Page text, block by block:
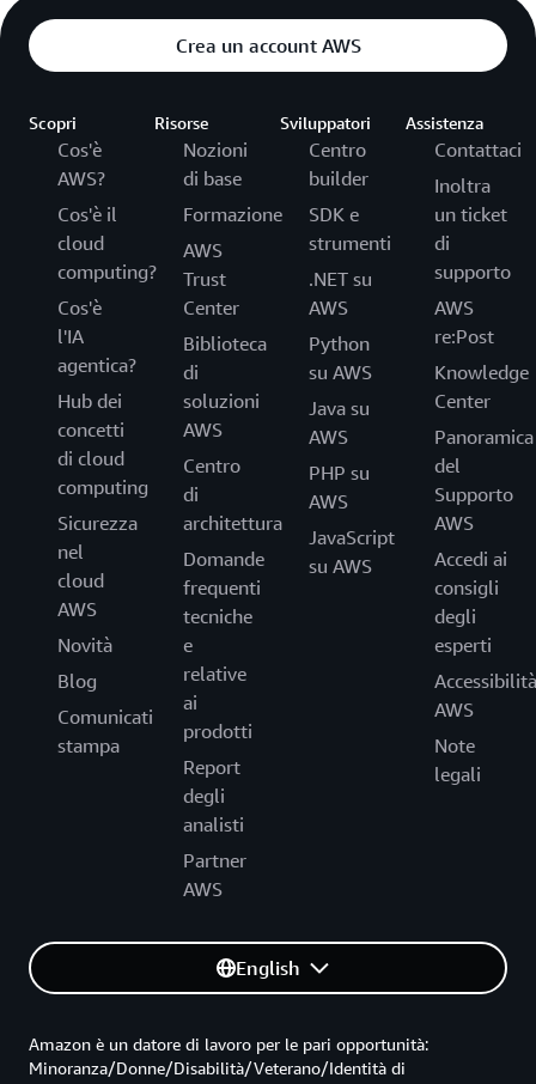
Crea un account AWS
Scopri
Cos'è
AWS?
Cos'è il
cloud
computing?
Cos'è
l'IA
agentica?
Hub dei
concetti
di cloud
computing
Sicurezza
nel
cloud
AWS
Novità
Blog
Comunicati
stampa
Risorse
Nozioni
di base
Formazione
AWS
Trust
Center
Biblioteca
di
soluzioni
AWS
Centro
di
architettura
Domande
frequenti
tecniche
e
relative
ai
prodotti
Report
degli
analisti
Partner
AWS
Sviluppatori
Centro
builder
SDK e
strumenti
.NET su
AWS
Python
su AWS
Java su
AWS
PHP su
AWS
JavaScript
su AWS
Assistenza
Contattaci
Inoltra
un ticket
di
supporto
AWS
re:Post
Knowledge
Center
Panoramica
del
Supporto
AWS
Accedi ai
consigli
degli
esperti
Accessibilità
AWS
Note
legali
English
Amazon è un datore di lavoro per le pari opportunità:
Minoranza/Donne/Disabilità/Veterano/Identità di